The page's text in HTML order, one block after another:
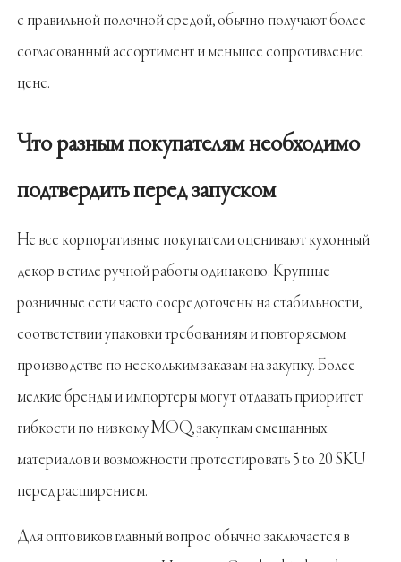
с правильной полочной средой, обычно получают более
согласованный ассортимент и меньшее сопротивление
цене.
Что разным покупателям необходимо
подтвердить перед запуском
Не все корпоративные покупатели оценивают кухонный
декор в стиле ручной работы одинаково. Крупные
розничные сети часто сосредоточены на стабильности,
соответствии упаковки требованиям и повторяемом
производстве по нескольким заказам на закупку. Более
мелкие бренды и импортеры могут отдавать приоритет
гибкости по низкому MOQ, закупкам смешанных
материалов и возможности протестировать 5 to 20 SKU
перед расширением.
Для оптовиков главный вопрос обычно заключается в